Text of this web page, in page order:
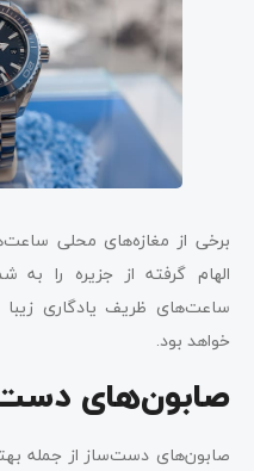
برخی از مغازه‌های محلی
الهام گرفته از جزیره را به
ساعت‌های ظریف یادگاری زیبا
خواهد بود.
صابون‌های
صابون‌های دست‌ساز از جمله